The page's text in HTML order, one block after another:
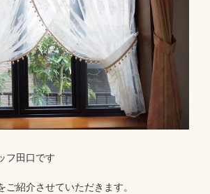
フ田口です
ご紹介させていただきます。